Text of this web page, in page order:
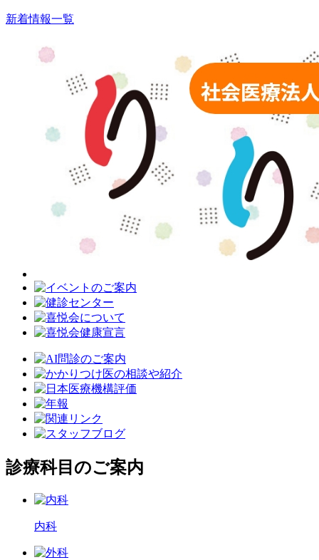
新着情報一覧
診療科目のご案内
内科